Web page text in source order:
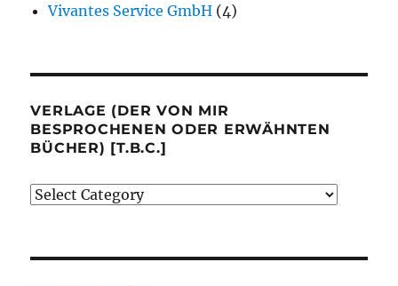
Vivantes Service GmbH (4)
VERLAGE (DER VON MIR
BESPROCHENEN ODER ERWÄHNTEN
BÜCHER) [T.B.C.]
Verlage